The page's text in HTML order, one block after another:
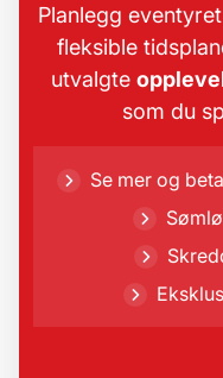
Planlegg
fleksible
utvalgte
som du
Se mer og